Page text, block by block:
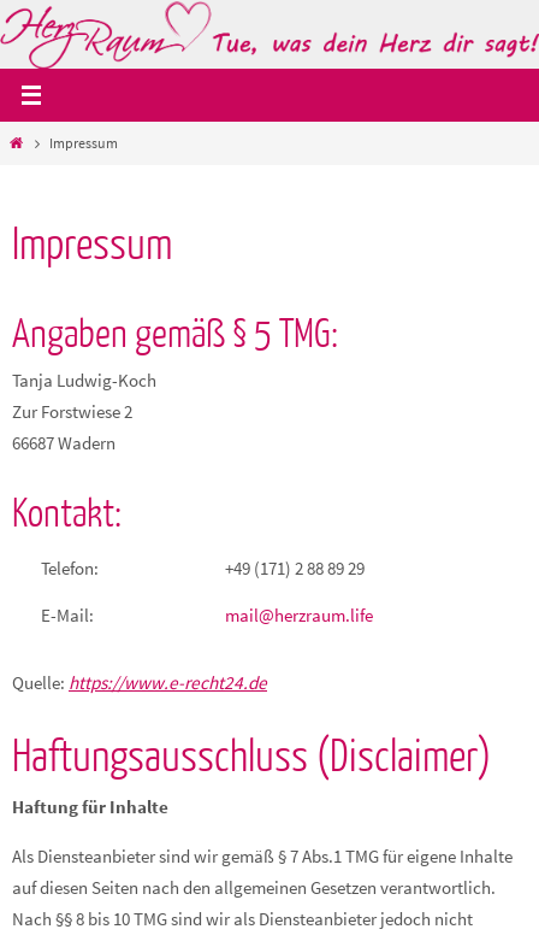
Zum
Inhalt
springen
StartImpressum
Impressum
Angaben gemäß § 5 TMG:
Tanja Ludwig-Koch
Zur Forstwiese 2
66687 Wadern
Kontakt:
Telefon: +49 (171) 2 88 89 29
E-Mail: mail@herzraum.life
Quelle: https://www.e-recht24.de
Haftungsausschluss (Disclaimer)
Haftung für Inhalte
Als Diensteanbieter sind wir gemäß § 7 Abs.1 TMG für eigene Inhalte
auf diesen Seiten nach den allgemeinen Gesetzen verantwortlich.
Nach §§ 8 bis 10 TMG sind wir als Diensteanbieter jedoch nicht